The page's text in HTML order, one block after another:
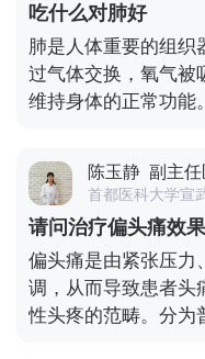
吃什么对肺好
肺是人体重要的组织
过气体交换，氧气被
维持身体的正常功能
部有好处此外，肺热
果、枇杷等，对肺保
陈玉静 副主
首都医科大学宣
请问治疗偏头痛效
偏头痛是由紧张压力
调，从而导致患者头
性头疼的范畴。分为